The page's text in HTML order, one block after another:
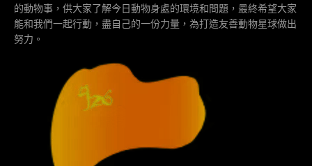
的動物事，供大家了解今日動物身處的環境和問題，最終希望大家
能和我們一起行動，盡自己的一份力量，為打造友善動物星球做出
努力。